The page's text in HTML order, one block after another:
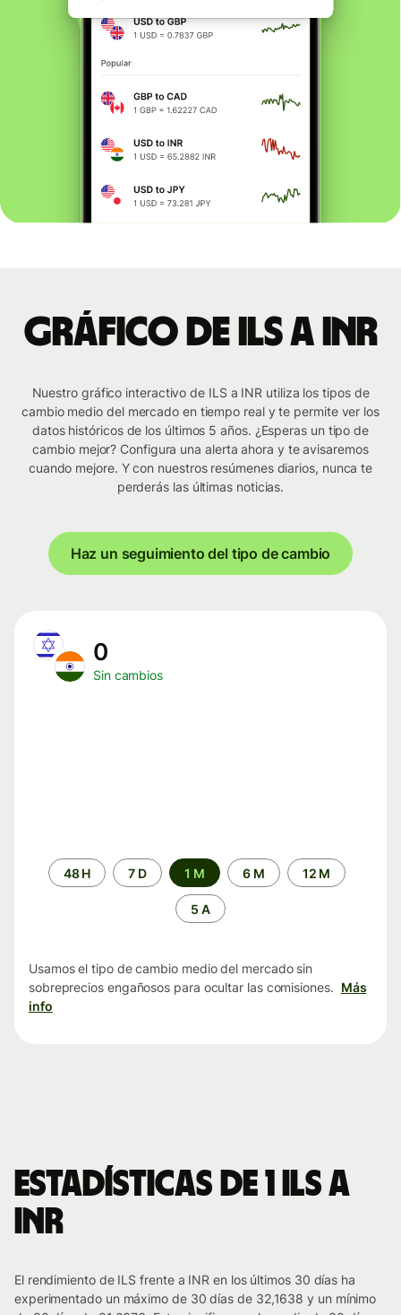
Gráfico de ILS a INR
Nuestro gráfico interactivo de ILS a INR utiliza los tipos de
cambio medio del mercado en tiempo real y te permite ver los
datos históricos de los últimos 5 años. ¿Esperas un tipo de
cambio mejor? Configura una alerta ahora y te avisaremos
cuando mejore. Y con nuestros resúmenes diarios, nunca te
perderás las últimas noticias.
Haz un seguimiento del tipo de cambio
0
Sin cambios
Periodo48 H 7 D 1 M 6 M 12 M
5 A
Usamos el tipo de cambio medio del mercado sin
sobreprecios engañosos para ocultar las comisiones. Más
info
Estadísticas de 1 ILS a
INR
El rendimiento de ILS frente a INR en los últimos 30 días ha
experimentado un máximo de 30 días de 32,1638 y un mínimo